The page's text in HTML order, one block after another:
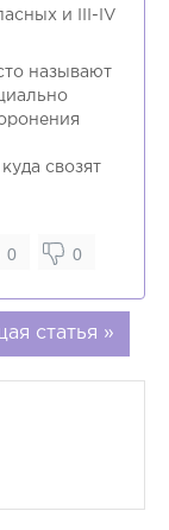
и III-IV
называют
свозят
0 0
статья »